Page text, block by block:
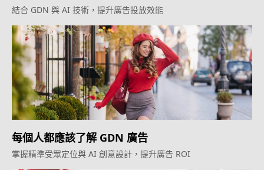
結合 GDN 與 AI 技術，提升廣告投放效能
每個人都應該了解 GDN 廣告
掌握精準受眾定位與 AI 創意設計，提升廣告 ROI